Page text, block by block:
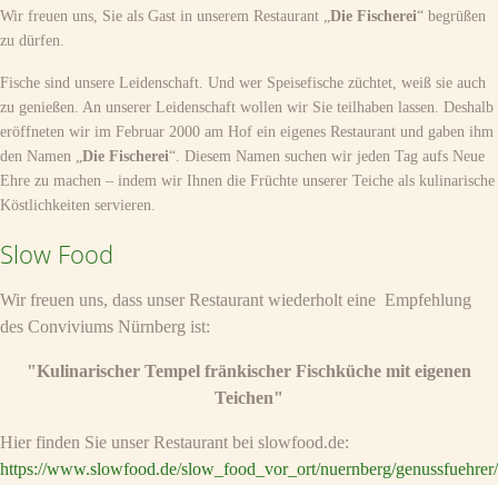
Wir freuen uns, Sie als Gast in unserem Restaurant „Die Fischerei“ begrüßen
zu dürfen.
Fische sind unsere Leidenschaft. Und wer Speisefische züchtet, weiß sie auch
zu genießen. An unserer Leidenschaft wollen wir Sie teilhaben lassen. Deshalb
eröffneten wir im Februar 2000 am Hof ein eigenes Restaurant und gaben ihm
den Namen „Die Fischerei“. Diesem Namen suchen wir jeden Tag aufs Neue
Ehre zu machen – indem wir Ihnen die Früchte unserer Teiche als kulinarische
Köstlichkeiten servieren.
Slow Food
Wir freuen uns, dass unser Restaurant wiederholt eine Empfehlung
des Conviviums Nürnberg ist:
"Kulinarischer Tempel fränkischer Fischküche mit eigenen
Teichen"
Hier finden Sie unser Restaurant bei slowfood.de:
https://www.slowfood.de/slow_food_vor_ort/nuernberg/